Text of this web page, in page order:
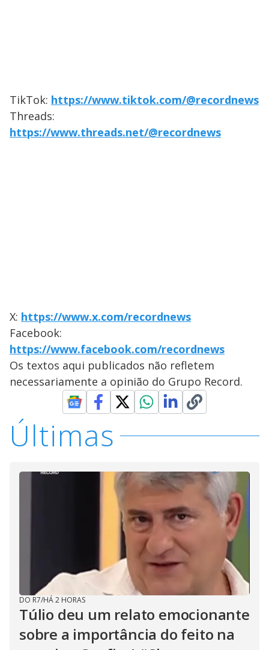
TikTok: https://www.tiktok.com/@recordnews
Threads:
https://www.threads.net/@recordnews
X: https://www.x.com/recordnews
Facebook:
https://www.facebook.com/recordnews
Os textos aqui publicados não refletem
necessariamente a opinião do Grupo Record.
Últimas
DO R7/HÁ 2 HORAS
Túlio deu um relato emocionante
sobre a importância do feito na